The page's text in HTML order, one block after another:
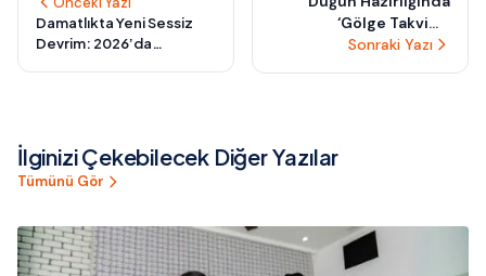
Damatlıkta Yeni Sessiz
Devrim: 2026’da
Sonraki Yazı
‘Gölge Takvim’:
Çakışmaları Önleyen
İlginizi Çekebilecek Diğer Yazılar
Tümünü Gör